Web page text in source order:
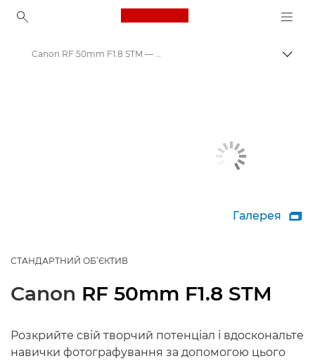
Canon Logo, back to
Canon RF 50mm F1.8 STM — об’єктиви RF
Галерея 
СТАНДАРТНИЙ ОБ’ЄКТИВ
Canon RF 50mm F1.8 STM
Розкрийте свій творчий потенціал і вдоскональте
навички фотографування за допомогою цього